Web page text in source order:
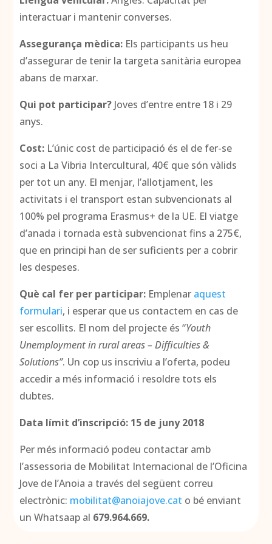
interactuar i mantenir converses.
Assegurança mèdica: Els participants us heu
d’assegurar de tenir la targeta sanitària europea
abans de marxar.
Qui pot participar? Joves d’entre entre 18 i 29
anys.
Cost: L’únic cost de participació és el de fer-se
soci a La Vibria Intercultural, 40€ que són vàlids
per tot un any. El menjar, l’allotjament, les
activitats i el transport estan subvencionats al
100% pel programa Erasmus+ de la UE. El viatge
d’anada i tornada està subvencionat fins a 275€,
que en principi han de ser suficients per a cobrir
les despeses.
Què cal fer per participar: Emplenar aquest
formulari, i esperar que us contactem en cas de
ser escollits. El nom del projecte és “Youth
Unemployment in rural areas – Difficulties &
Solutions”. Un cop us inscriviu a l’oferta, podeu
accedir a més informació i resoldre tots els
dubtes.
Data límit d’inscripció: 15 de juny 2018
Per més informació podeu contactar amb
l’assessoria de Mobilitat Internacional de l’Oficina
Jove de l’Anoia a través del següent correu
electrònic: mobilitat@anoiajove.cat o bé enviant
un Whatsaap al 679.964.669.